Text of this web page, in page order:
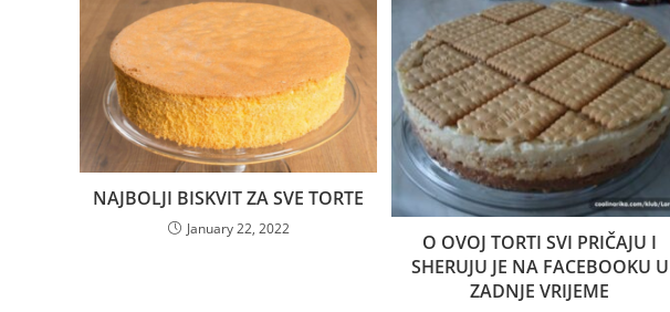
NAJBOLJI BISKVIT ZA SVE TORTE
January 22, 2022
O OVOJ TORTI SVI PRIČAJU I
SHERUJU JE NA FACEBOOKU U
ZADNJE VRIJEME